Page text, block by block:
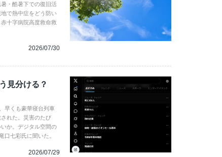
・酷暑下での復旧活
で熱中症をどう防い
十字病院高度救命救
2026/07/30
見分ける？
早くも豪華寝台列車
れた。災害のたび
か。デジタル空間の
口七彩氏に聞いた。
2026/07/29